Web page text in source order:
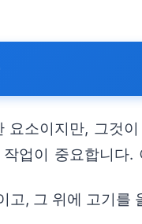
소이지만, 그것
업이 중요합니
, 그 위에 고기